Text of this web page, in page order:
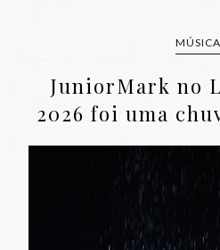
MÚSICA
JuniorMark no
2026 foi uma